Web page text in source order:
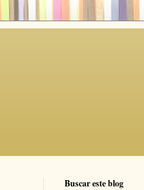
Buscar este blog